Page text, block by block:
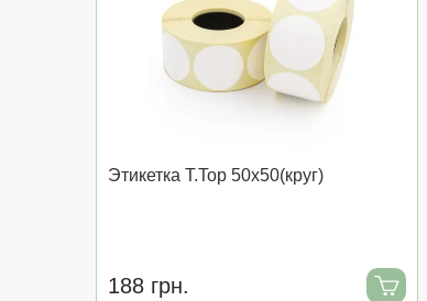
Этикетка T.Top 50x50(круг)
188 грн.